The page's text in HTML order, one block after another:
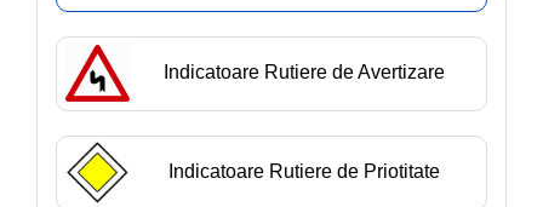
Indicatoare Rutiere de Avertizare
Indicatoare Rutiere de Priotitate